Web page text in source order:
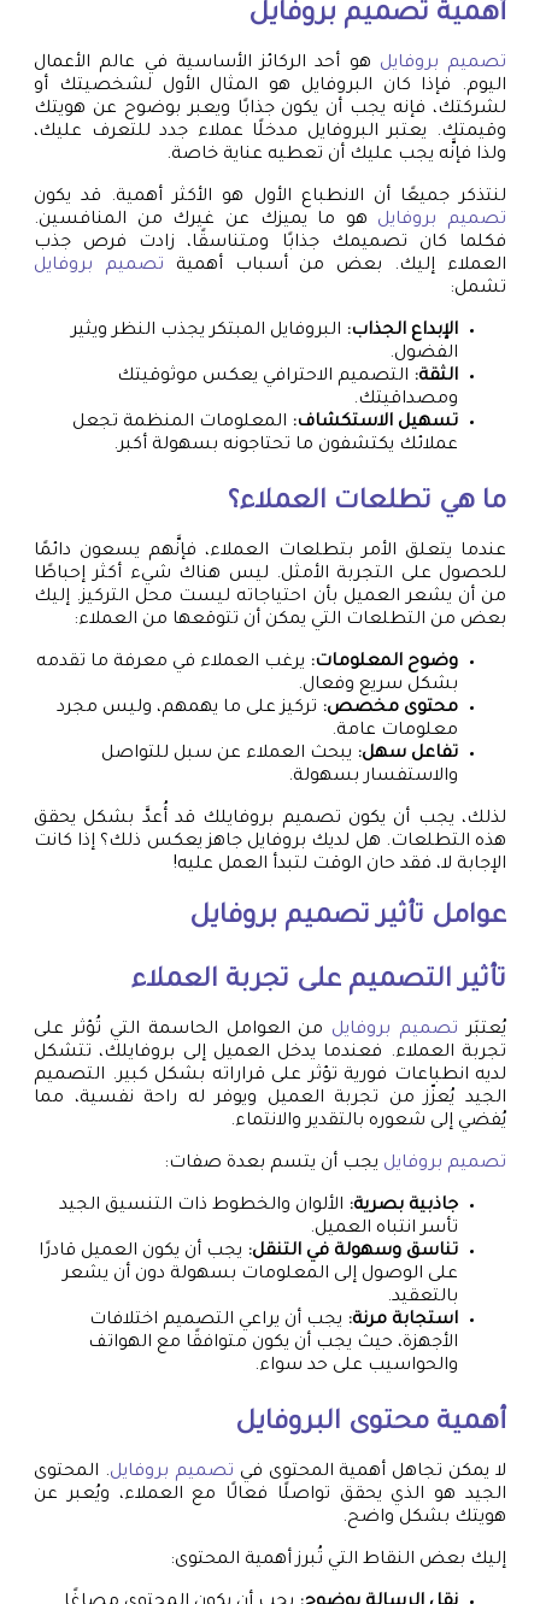
أهمية تصميم بروفايل
تصميم بروفايل هو أحد الركائز الأساسية في عالم الأعمال
اليوم. فإذا كان البروفايل هو المثال الأول لشخصيتك أو
لشركتك، فإنه يجب أن يكون جذابًا ويعبر بوضوح عن هويتك
وقيمتك. يعتبر البروفايل مدخلًا عملاء جدد للتعرف عليك،
ولذا فإنَّه يجب عليك أن تعطيه عناية خاصة.
لنتذكر جميعًا أن الانطباع الأول هو الأكثر أهمية. قد يكون
تصميم بروفايل هو ما يميزك عن غيرك من المنافسين.
فكلما كان تصميمك جذابًا ومتناسقًا، زادت فرص جذب
العملاء إليك. بعض من أسباب أهمية تصميم بروفايل
تشمل:
الإبداع الجذاب: البروفايل المبتكر يجذب النظر ويثير
الفضول.
الثقة: التصميم الاحترافي يعكس موثوقيتك
ومصداقيتك.
تسهيل الاستكشاف: المعلومات المنظمة تجعل
عملائك يكتشفون ما تحتاجونه بسهولة أكبر.
ما هي تطلعات العملاء؟
عندما يتعلق الأمر بتطلعات العملاء، فإنَّهم يسعون دائمًا
للحصول على التجربة الأمثل. ليس هناك شيء أكثر إحباطًا
من أن يشعر العميل بأن احتياجاته ليست محل التركيز. إليك
بعض من التطلعات التي يمكن أن تتوقعها من العملاء:
وضوح المعلومات: يرغب العملاء في معرفة ما تقدمه
بشكل سريع وفعال.
محتوى مخصص: تركيز على ما يهمهم، وليس مجرد
معلومات عامة.
تفاعل سهل: يبحث العملاء عن سبل للتواصل
والاستفسار بسهولة.
لذلك، يجب أن يكون تصميم بروفايلك قد أُعدَّ بشكل يحقق
هذه التطلعات. هل لديك بروفايل جاهز يعكس ذلك؟ إذا كانت
الإجابة لا، فقد حان الوقت لتبدأ العمل عليه!
عوامل تأثير تصميم بروفايل
تأثير التصميم على تجربة العملاء
يُعتبَر تصميم بروفايل من العوامل الحاسمة التي تُؤثر على
تجربة العملاء. فعندما يدخل العميل إلى بروفايلك، تتشكل
لديه انطباعات فورية تؤثر على قراراته بشكل كبير. التصميم
الجيد يُعزّز من تجربة العميل ويوفر له راحة نفسية، مما
يُفضي إلى شعوره بالتقدير والانتماء.
تصميم بروفايل يجب أن يتسم بعدة صفات:
جاذبية بصرية: الألوان والخطوط ذات التنسيق الجيد
تأسر انتباه العميل.
تناسق وسهولة في التنقل: يجب أن يكون العميل قادرًا
على الوصول إلى المعلومات بسهولة دون أن يشعر
بالتعقيد.
استجابة مرنة: يجب أن يراعي التصميم اختلافات
الأجهزة، حيث يجب أن يكون متوافقًا مع الهواتف
والحواسيب على حد سواء.
أهمية محتوى البروفايل
لا يمكن تجاهل أهمية المحتوى في تصميم بروفايل. المحتوى
الجيد هو الذي يحقق تواصلًا فعالًا مع العملاء، ويُعبر عن
هويتك بشكل واضح.
إليك بعض النقاط التي تُبرز أهمية المحتوى: